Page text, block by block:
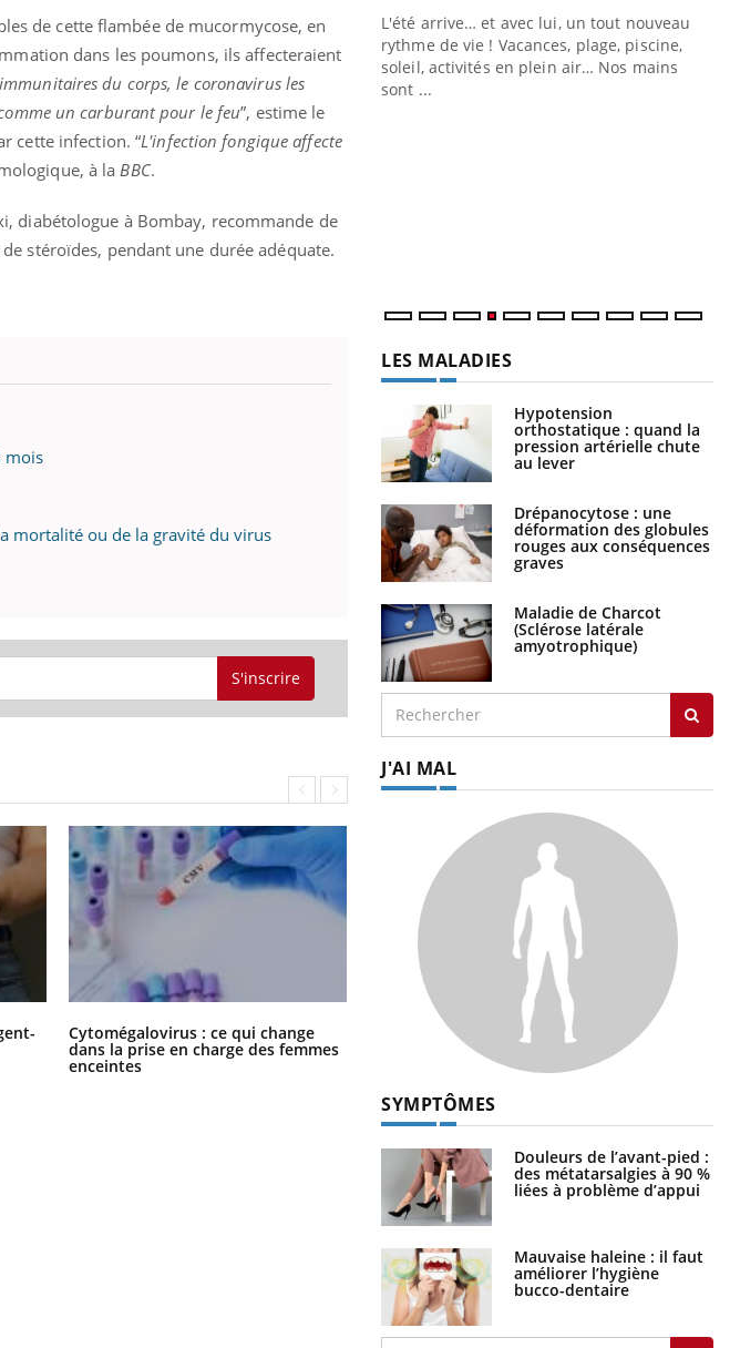
de cette flambée de mucormycose, en
dans les poumons, ils affecteraient
du corps, le coronavirus les
un carburant pour le feu”, estime le
cette infection. “L'infection fongique affecte
à la BBC.
diabétologue à Bombay, recommande de
stéroïdes, pendant une durée adéquate.
mois
mortalité ou de la gravité du virus
S'inscrire
Cytomégalovirus : ce qui change
dans la prise en charge des femmes
enceintes
La sieste empêche-t-elle de dormir
rend
En 2026, l'insuline dans le diabète de type 2
reste entourée d'idées reçues chez les
patients comme parfois chez les soignants.
L'été arrive… et avec lui, un tout nouveau
rythme de vie ! Vacances, plage, piscine,
soleil, activités en plein air… Nos mains
sont ...
LES MALADIES
Hypotension
orthostatique : quand la
pression artérielle chute
au lever
Drépanocytose : une
déformation des globules
rouges aux conséquences
graves
Maladie de Charcot
(Sclérose latérale
amyotrophique)
J'AI MAL
SYMPTÔMES
Douleurs de l’avant-pied :
des métatarsalgies à 90 %
liées à problème d’appui
Mauvaise haleine : il faut
améliorer l’hygiène
bucco-dentaire